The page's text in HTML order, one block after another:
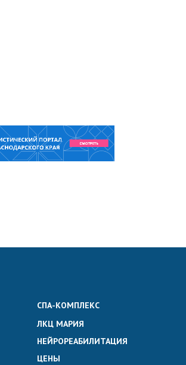
СПА-КОМПЛЕКС
ЛКЦ МАРИЯ
НЕЙРОРЕАБИЛИТАЦИЯ
ЦЕНЫ